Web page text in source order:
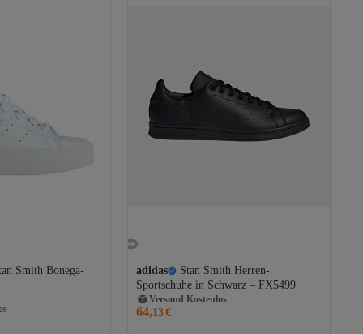
Smith Bonega- adidas
Stan Smith Herren-
Sportschuhe in Schwarz – FX5499
Versand Kostenlos
Gratis Versand
64,13€